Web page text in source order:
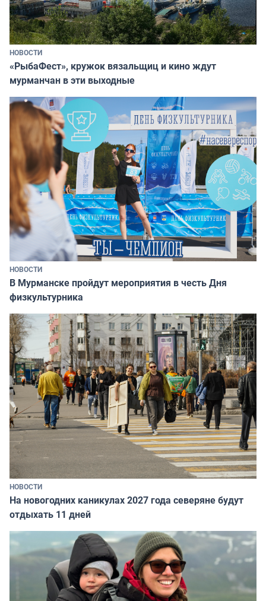
НОВОСТИ
«РыбаФест», кружок вязальщиц и кино ждут
мурманчан в эти выходные
НОВОСТИ
В Мурманске пройдут мероприятия в честь Дня
физкультурника
НОВОСТИ
На новогодних каникулах 2027 года северяне будут
отдыхать 11 дней